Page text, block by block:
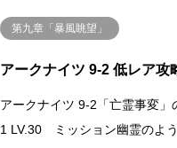
第九章「暴風眺望」
アークナイツ 9-2 低レア攻
アークナイツ 9-2「亡霊事変
1 LV.30 ミッション幽霊のよ